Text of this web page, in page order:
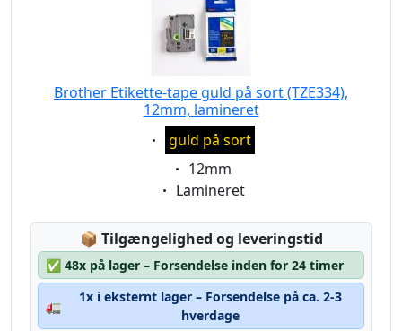
Brother Etikette-tape guld på sort (TZE334),
12mm, lamineret
Eigenschaft:
guld på sort
Eigenschaft:
12mm
Eigenschaft:
Lamineret
📦 Lagerstatus:
Tilgængelighed og leveringstid
✅ 48x på lager – Forsendelse inden for 24 timer
🚛
1x i eksternt lager – Forsendelse på ca. 2-3
hverdage